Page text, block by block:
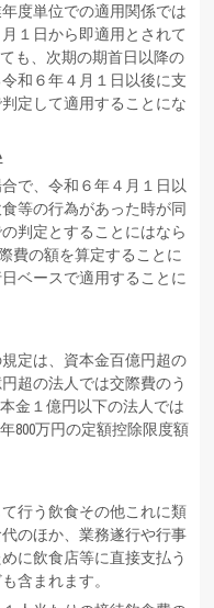
度単位での適用関係では
１日から即適用とされて
も、次期の期首日以降の
和６年４月１日以後に支
定して適用することにな
で、令和６年４月１日以
等の行為があった時が同
判定とすることにはなら
費の額を算定することに
ベースで適用することに
定は、資本金百億円超の
超の法人では交際費のう
金１億円以下の法人では
800万円の定額控除限度額
行う飲食その他これに類
のほか、業務遂行や行事
に飲食店等に直接支払う
含まれます。